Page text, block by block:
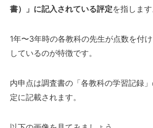
書）」に記入されている評定を指します
1年〜3年時の各教科の先生が点数を付
しているのが特徴です。
内申点は調査書の「各教科の学習記録
定に記載されます。